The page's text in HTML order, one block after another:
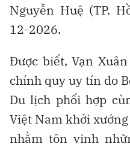
Nguyễn Huệ (TP.
12-2026.
Được biết, Vạn
chính quy uy tín do
Du lịch phối hợp
Việt Nam khởi
nhằm tôn vinh